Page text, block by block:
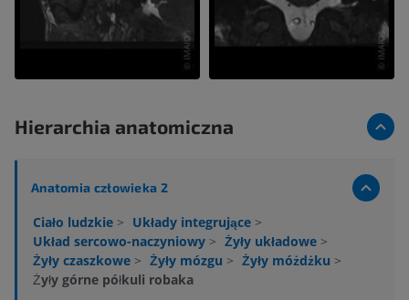
Hierarchia anatomiczna
Anatomia człowieka 2
Ciało ludzkie > Układy integrujące >
Układ sercowo-naczyniowy > Żyły układowe >
Żyły czaszkowe > Żyły mózgu > Żyły móżdżku >
Żyły górne półkuli robaka